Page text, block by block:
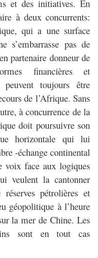
et des initiatives. En
à deux concurrents:
qui a une surface
s’embarrasse pas de
partenaire donneur de
financières et
toujours être
de l’Afrique. Sans
à concurrence de la
doit poursuivre son
horizontale qui lui
-échange continental
voix face aux logiques
veulent la cantonner
pétrolières et
géopolitique à l’heure
la mer de Chine. Les
sont en tout cas